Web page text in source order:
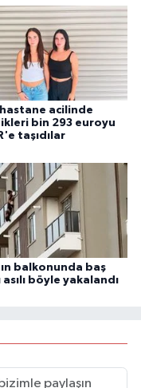
acilinde
bin 293 euroyu
taşıdılar
balkonunda baş
asılı böyle yakalandı